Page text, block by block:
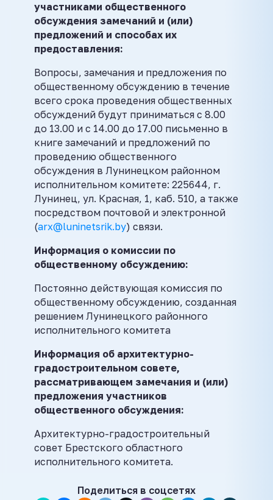
участниками общественного
обсуждения замечаний и (или)
предложений и способах их
предоставления:
Вопросы, замечания и предложения по
общественному обсуждению в течение
всего срока проведения общественных
обсуждений будут приниматься с 8.00
до 13.00 и с 14.00 до 17.00 письменно в
книге замечаний и предложений по
проведению общественного
обсуждения в Лунинецком районном
исполнительном комитете: 225644, г.
Лунинец, ул. Красная, 1, каб. 510, а также
посредством почтовой и электронной
(arx@luninetsrik.by) связи.
Информация о комиссии по
общественному обсуждению:
Постоянно действующая комиссия по
общественному обсуждению, созданная
решением Лунинецкого районного
исполнительного комитета
Информация об архитектурно-
градостроительном совете,
рассматривающем замечания и (или)
предложения участников
общественного обсуждения:
Архитектурно-градостроительный
совет Брестского областного
исполнительного комитета.
Поделиться в соцсетях